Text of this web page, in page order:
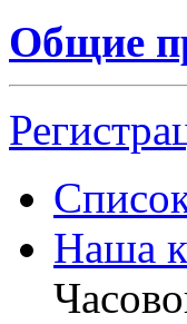
Общие
Наша